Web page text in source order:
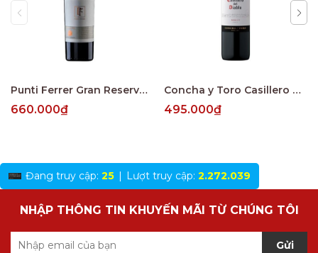
Punti Ferrer Gran Reserva Cabernet Sauvignon
660.000₫
Concha y Toro Casillero del Diablo Reserva Merlot Central Valley
495.000₫
Đang truy cập: 25 | Lượt truy cập: 2.272.039
NHẬP THÔNG TIN KHUYẾN MÃI TỪ CHÚNG TÔI
Gửi